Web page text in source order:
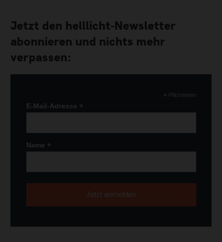
Jetzt den helllicht-Newsletter
abonnieren und nichts mehr
verpassen:
* Pflichtfelder
E-Mail-Adresse *
Name *